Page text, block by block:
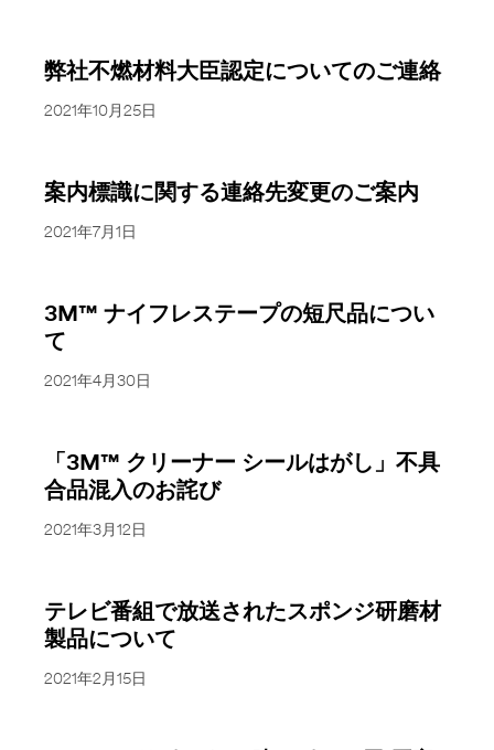
弊社不燃材料大臣認定についてのご連絡
2021年10月25日
案内標識に関する連絡先変更のご案内
2021年7月1日
3M™ ナイフレステープの短尺品につい
て
2021年4月30日
「3M™ クリーナー シールはがし」不具
合品混入のお詫び
2021年3月12日
テレビ番組で放送されたスポンジ研磨材
製品について
2021年2月15日